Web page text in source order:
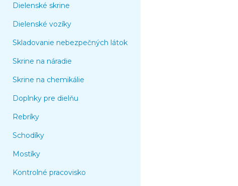
Dielenské skrine
Dielenské vozíky
Skladovanie nebezpečných látok
Skrine na náradie
Skrine na chemikálie
Doplnky pre dielňu
Rebríky
Schodíky
Mostíky
Kontrolné pracovisko